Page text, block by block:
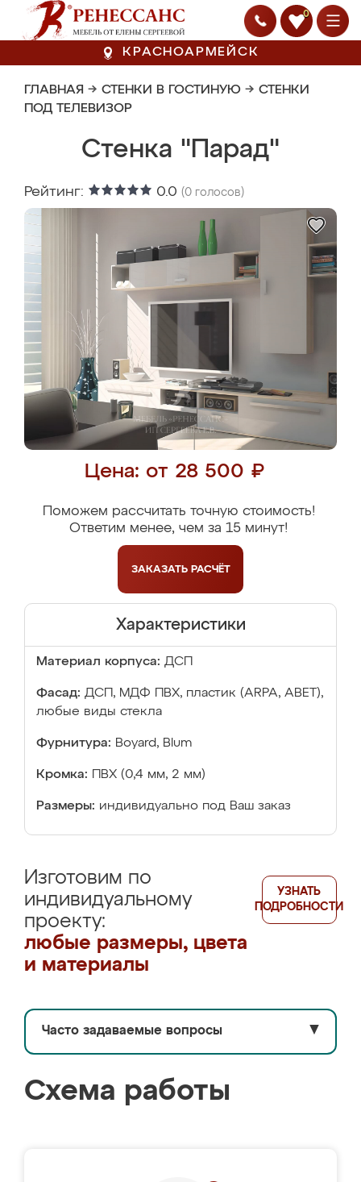
0
КРАСНОАРМЕЙСК
ГЛАВНАЯ → СТЕНКИ В ГОСТИНУЮ → СТЕНКИ
ПОД ТЕЛЕВИЗОР
Стенка "Парад"
Рейтинг: 0.0 (0 голосов)
Цена: от 28 500 ₽
Поможем рассчитать точную стоимость!
Ответим менее, чем за 15 минут!
ЗАКАЗАТЬ РАСЧЁТ
Характеристики
Материал корпуса: ДСП
Фасад: ДСП, МДФ ПВХ, пластик (ARPA, ABET),
любые виды стекла
Фурнитура: Boyard, Blum
Кромка: ПВХ (0,4 мм, 2 мм)
Размеры: индивидуально под Ваш заказ
Изготовим по
индивидуальному
проекту:
любые размеры, цвета
и материалы
УЗНАТЬ
ПОДРОБНОСТИ
Часто задаваемые вопросы ▼
Схема работы